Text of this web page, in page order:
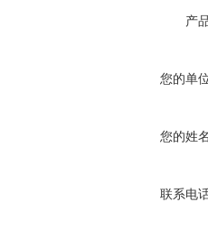
产
您的单
您的姓
联系电